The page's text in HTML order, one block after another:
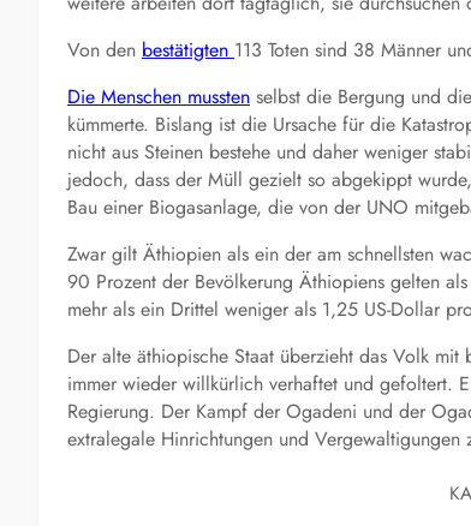
Von den bestätigten 113 Toten sind 38 Männer
Die Menschen mussten selbst die Bergung und
kümmerte. Bislang ist die Ursache für die
nicht aus Steinen bestehe und daher weniger
jedoch, dass der Müll gezielt so abgekippt
Bau einer Biogasanlage, die von der UNO
Zwar gilt Äthiopien als ein der am schnellsten
90 Prozent der Bevölkerung Äthiopiens gelten
mehr als ein Drittel weniger als 1,25 US-Dollar
Der alte äthiopische Staat überzieht das Volk
immer wieder willkürlich verhaftet und gefoltert.
Regierung. Der Kampf der Ogadeni und der
extralegale Hinrichtungen und Vergewaltigungen